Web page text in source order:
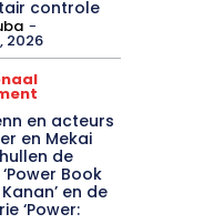
controle
-
en acteurs
en Mekai